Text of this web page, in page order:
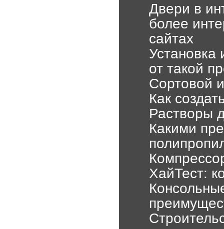
Двери в
более
сайтах
Установка
от такой
Сортовой
Как
Растворы
Какими
ХайТест: